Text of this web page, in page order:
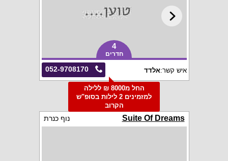
4
חדרים
052-9708170 איש קשר:אלדד
החל מ8000 ₪ ללילה
למזמינים 2 לילות בסופ"ש
הקרוב
Suite Of Dreams נוף כנרת